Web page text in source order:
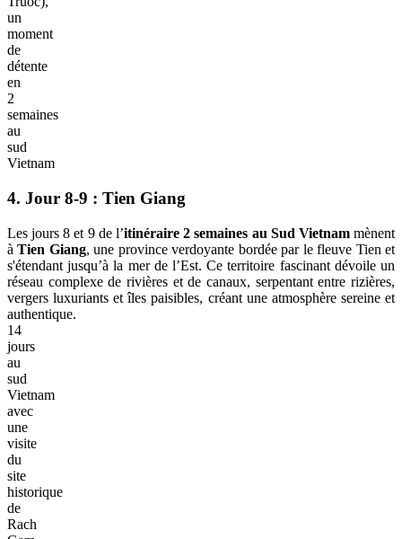
un
moment
de
détente
en
2
semaines
au
sud
Vietnam
4. Jour 8-9 : Tien Giang
Les jours 8 et 9 de l’itinéraire 2 semaines au Sud Vietnammènent
àTien Giang, une province verdoyante bordée par le fleuve Tien et
s'étendant jusqu’à la mer de l’Est. Ce territoire fascinant dévoile un
réseau complexe de rivières et de canaux, serpentant entre rizières,
vergers luxuriants et îles paisibles, créant une atmosphère sereine et
authentique.
14
jours
au
sud
Vietnam
avec
une
visite
du
site
historique
de
Rach